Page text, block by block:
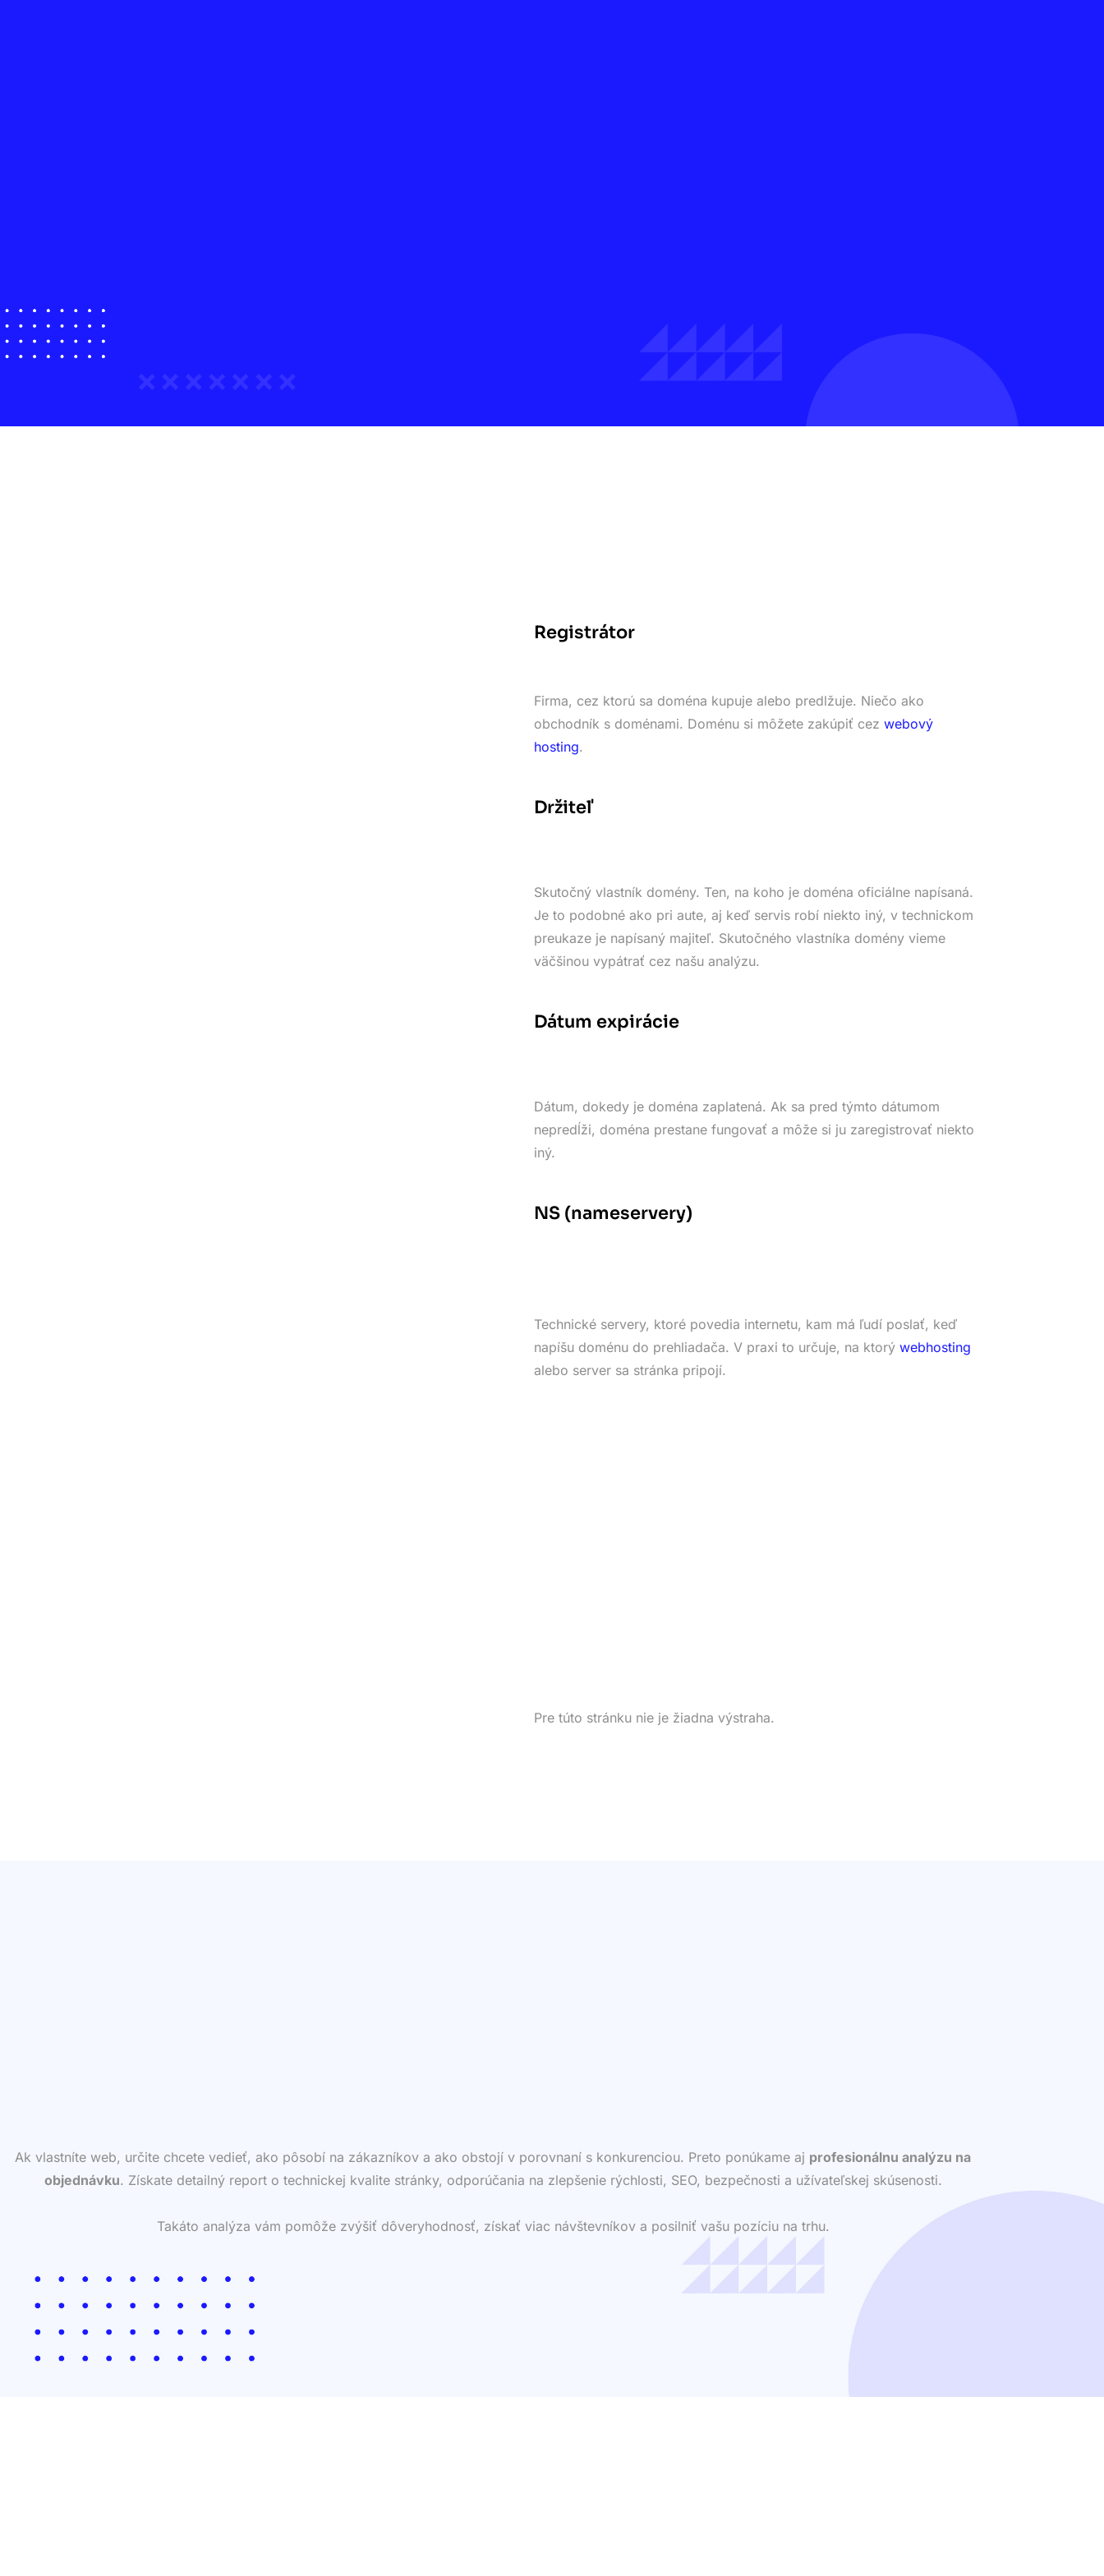
Registrátor
Firma, cez ktorú sa doména kupuje alebo predlžuje. Niečo ako
obchodník s doménami. Doménu si môžete zakúpiť cez webový
hosting.
Držiteľ
Skutočný vlastník domény. Ten, na koho je doména oficiálne napísaná.
Je to podobné ako pri aute, aj keď servis robí niekto iný, v technickom
preukaze je napísaný majiteľ. Skutočného vlastníka domény vieme
väčšinou vypátrať cez našu analýzu.
Dátum expirácie
Dátum, dokedy je doména zaplatená. Ak sa pred týmto dátumom
nepredĺži, doména prestane fungovať a môže si ju zaregistrovať niekto
iný.
NS (nameservery)
Technické servery, ktoré povedia internetu, kam má ľudí poslať, keď
napíšu doménu do prehliadača. V praxi to určuje, na ktorý webhosting
alebo server sa stránka pripojí.
Pre túto stránku nie je žiadna výstraha.
Ak vlastníte web, určite chcete vedieť, ako pôsobí na zákazníkov a ako obstojí v porovnaní s konkurenciou. Preto ponúkame aj profesionálnu analýzu na
objednávku. Získate detailný report o technickej kvalite stránky, odporúčania na zlepšenie rýchlosti, SEO, bezpečnosti a užívateľskej skúsenosti.
Takáto analýza vám pomôže zvýšiť dôveryhodnosť, získať viac návštevníkov a posilniť vašu pozíciu na trhu.